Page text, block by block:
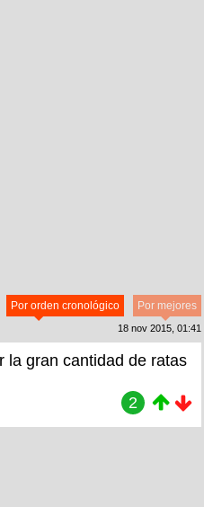
Por mejores
Por orden cronológico
18 nov 2015, 01:41
la gran cantidad de ratas
2